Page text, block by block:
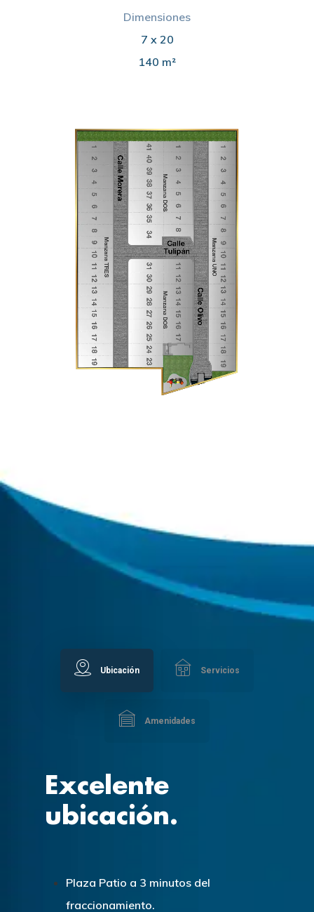
Dimensiones
7 x 20
140 m²
Ubicación Servicios
Amenidades
Excelente
ubicación.
Plaza Patio a 3 minutos del
fraccionamiento.